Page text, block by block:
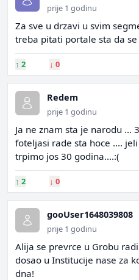
prije 1 godinu
Za sve u drzavi u svim
treba pitati portale sta da
↑ 2 ↓ 0
Redem
prije 1 godinu
Ja ne znam sta je narodu ...
foteljasi rade sta hoce ....
trpimo jos 30 godina....:(
↑ 2 ↓ 0
gooUser1648039808
prije 1 godinu
Alija se prevrce u Grobu
dosao u Institucije nase za
dna!